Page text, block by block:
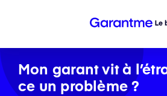
Mon garant vit à
ce un problème ?